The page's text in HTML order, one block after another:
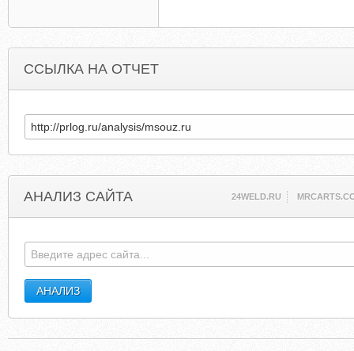
ССЫЛКА НА ОТЧЕТ
АНАЛИЗ САЙТА 24WELD.RU